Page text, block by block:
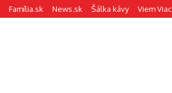
Família.sk News.sk Šálka kávy Viem Viac